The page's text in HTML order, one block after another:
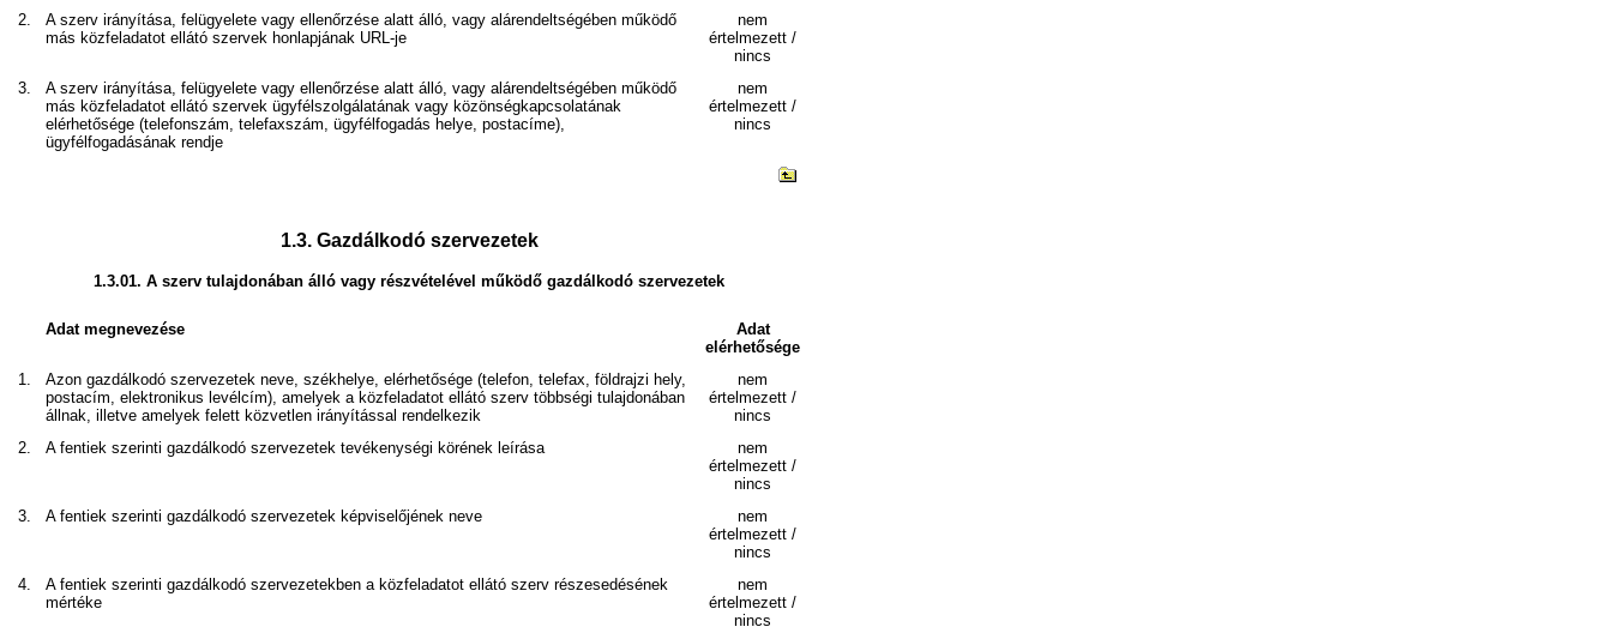
2.
A szerv irányítása, felügyelete vagy ellenőrzése alatt álló, vagy alárendeltségében működő
más közfeladatot ellátó szervek honlapjának URL-je
nem
értelmezett /
nincs
3.
A szerv irányítása, felügyelete vagy ellenőrzése alatt álló, vagy alárendeltségében működő
más közfeladatot ellátó szervek ügyfélszolgálatának vagy közönségkapcsolatának
elérhetősége (telefonszám, telefaxszám, ügyfélfogadás helye, postacíme),
ügyfélfogadásának rendje
nem
értelmezett /
nincs
1.3.Gazdálkodó szervezetek
1.3.01. A szerv tulajdonában álló vagy részvételével működő gazdálkodó szervezetek
Adat megnevezése
Adat
elérhetősége
1.
Azon gazdálkodó szervezetek neve, székhelye, elérhetősége (telefon, telefax, földrajzi hely,
postacím, elektronikus levélcím), amelyek a közfeladatot ellátó szerv többségi tulajdonában
állnak, illetve amelyek felett közvetlen irányítással rendelkezik
nem
értelmezett /
nincs
2.
A fentiek szerinti gazdálkodó szervezetek tevékenységi körének leírása
nem
értelmezett /
nincs
3.
A fentiek szerinti gazdálkodó szervezetek képviselőjének neve
nem
értelmezett /
nincs
4.
A fentiek szerinti gazdálkodó szervezetekben a közfeladatot ellátó szerv részesedésének
mértéke
nem
értelmezett /
nincs